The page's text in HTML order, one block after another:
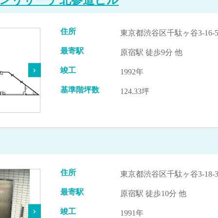
住所 東京都渋谷区千駄ヶ谷3-16-5
最寄駅 原宿駅 徒歩9分 他
竣工 1992年
基準階坪数 124.33坪
住所 東京都渋谷区千駄ヶ谷3-18-3
最寄駅 原宿駅 徒歩10分 他
竣工 1991年